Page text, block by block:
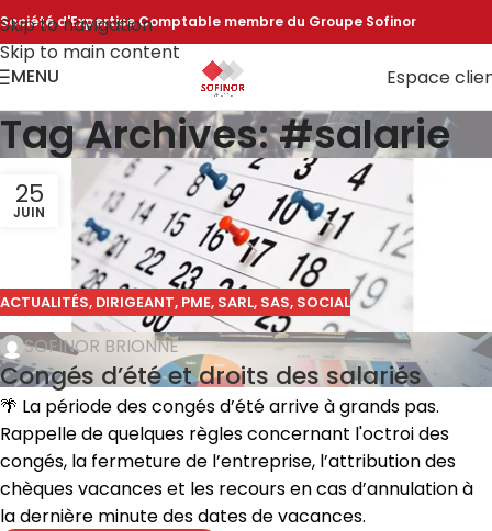
Skip to navigation
Skip to main content
Société d'Expertise Comptable membre du Groupe Sofinor
MENU Espace
Tag Archives: #salarie
25
JUIN
ACTUALITÉS, DIRIGEANT, PME, SARL, SAS, SOCIAL
SOFINOR BRIONNE
Congés d’été et droits des salariés
🌴 La période des congés d’été arrive à grands pas.
Rappelle de quelques règles concernant l'octroi des
congés, la fermeture de l’entreprise, l’attribution des
chèques vacances et les recours en cas d’annulation à
la dernière minute des dates de vacances.